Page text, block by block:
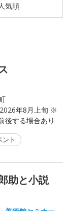
人気順
年8月上旬 ※
後する場合あり
ト
助と小説